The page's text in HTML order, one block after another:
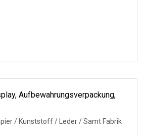
Aufbewahrungsverpackung,
/ Kunststoff / Leder / Samt Fabrik